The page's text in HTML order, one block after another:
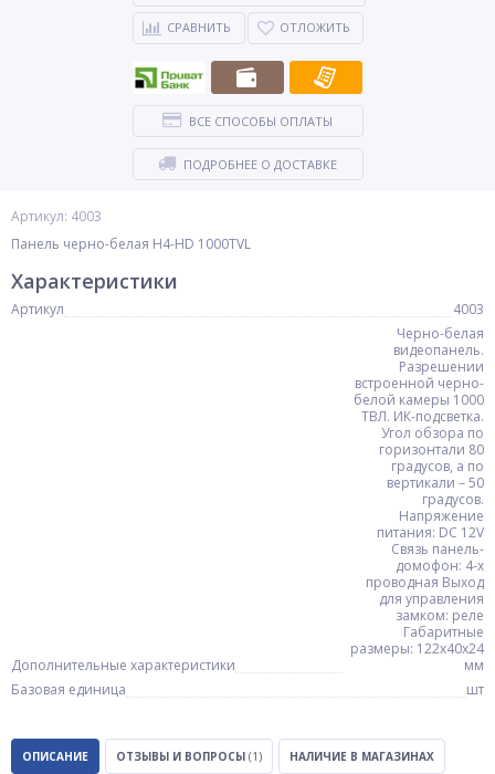
Артикул: 4003
Панель черно-белая H4-HD 1000TVL
СРАВНИТЬ ОТЛОЖИТЬ
ВСЕ СПОСОБЫ ОПЛАТЫ
ПОДРОБНЕЕ О ДОСТАВКЕ
Характеристики
Артикул 4003
Дополнительные характеристики
Черно-белая
видеопанель.
Разрешении
встроенной черно-
белой камеры 1000
ТВЛ. ИК-подсветка.
Угол обзора по
горизонтали 80
градусов, а по
вертикали – 50
градусов.
Напряжение
питания: DC 12V
Связь панель-
домофон: 4-х
проводная Выход
для управления
замком: реле
Габаритные
размеры: 122х40x24
мм
Базовая единица
шт
ОПИСАНИЕ ОТЗЫВЫ И ВОПРОСЫ (1) НАЛИЧИЕ В МАГАЗИНАХ